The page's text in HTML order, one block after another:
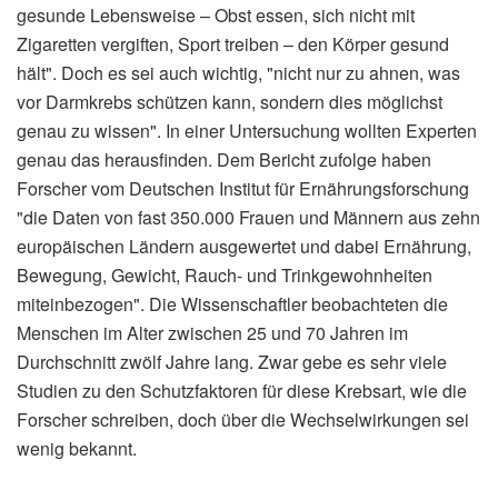
gesunde Lebensweise – Obst essen, sich nicht mit
Zigaretten vergiften, Sport treiben – den Körper gesund
hält". Doch es sei auch wichtig, "nicht nur zu ahnen, was
vor Darmkrebs schützen kann, sondern dies möglichst
genau zu wissen". In einer Untersuchung wollten Experten
genau das herausfinden. Dem Bericht zufolge haben
Forscher vom Deutschen Institut für Ernährungsforschung
"die Daten von fast 350.000 Frauen und Männern aus zehn
europäischen Ländern ausgewertet und dabei Ernährung,
Bewegung, Gewicht, Rauch- und Trinkgewohnheiten
miteinbezogen". Die Wissenschaftler beobachteten die
Menschen im Alter zwischen 25 und 70 Jahren im
Durchschnitt zwölf Jahre lang. Zwar gebe es sehr viele
Studien zu den Schutzfaktoren für diese Krebsart, wie die
Forscher schreiben, doch über die Wechselwirkungen sei
wenig bekannt.